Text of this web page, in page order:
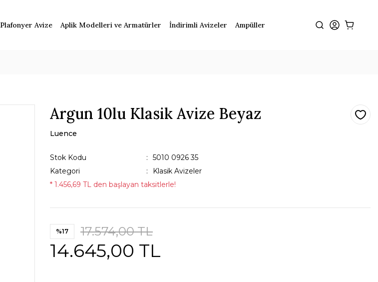
Plafonyer Avize Aplik Modelleri ve Armatürler İndirimli Avizeler Ampüller
Argun 10lu Klasik Avize Beyaz
Luence
Stok Kodu
5010 0926 35
Kategori
Klasik Avizeler
* 1.456,69 TL den başlayan taksitlerle!
%17 17.574,00 TL
14.645,00 TL